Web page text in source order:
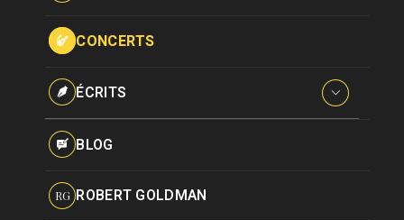
Pseudonymes
CONCERTS
ÉCRITS
Interviews
BLOG
RG ROBERT GOLDMAN